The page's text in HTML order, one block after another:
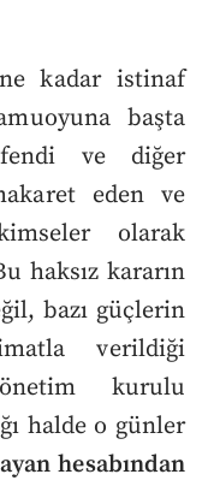
kadar istinaf
başta
ve diğer
eden ve
olarak
haksız kararın
bazı güçlerin
verildiği
kurulu
halde o günler
hesabından